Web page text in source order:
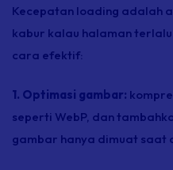
Kecepatan loading adalah
kabur kalau halaman
cara efektif:
1. Optimasi gambar:
seperti WebP, dan
gambar hanya dimuat saat